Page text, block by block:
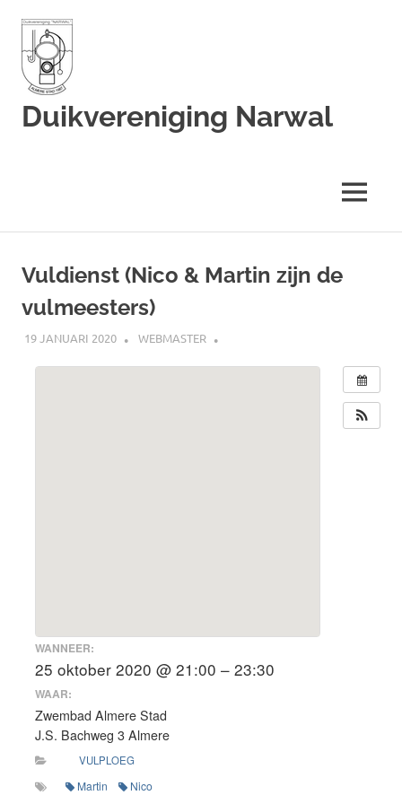
inhoud
Duikvereniging Narwal
MENU
Vuldienst (Nico & Martin zijn de
vulmeesters)
19 JANUARI 2020 WEBMASTER
WANNEER:
25 oktober 2020 @ 21:00 – 23:30
WAAR:
Zwembad Almere Stad
J.S. Bachweg 3 Almere
VULPLOEG
Martin Nico